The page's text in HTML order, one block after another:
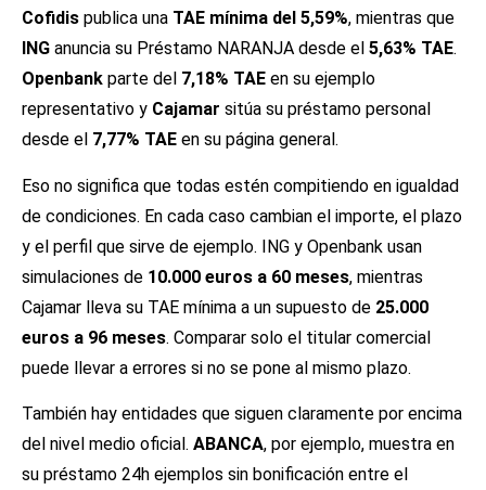
Cofidis publica una TAE mínima del 5,59%, mientras que
ING anuncia su Préstamo NARANJA desde el 5,63% TAE.
Openbank parte del 7,18% TAE en su ejemplo
representativo y Cajamar sitúa su préstamo personal
desde el 7,77% TAE en su página general.
Eso no significa que todas estén compitiendo en igualdad
de condiciones. En cada caso cambian el importe, el plazo
y el perfil que sirve de ejemplo. ING y Openbank usan
simulaciones de 10.000 euros a 60 meses, mientras
Cajamar lleva su TAE mínima a un supuesto de 25.000
euros a 96 meses. Comparar solo el titular comercial
puede llevar a errores si no se pone al mismo plazo.
También hay entidades que siguen claramente por encima
del nivel medio oficial. ABANCA, por ejemplo, muestra en
su préstamo 24h ejemplos sin bonificación entre el